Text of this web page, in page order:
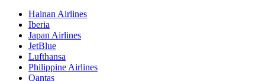
Hainan Airlines
Iberia
Japan Airlines
JetBlue
Lufthansa
Philippine Airlines
Qantas